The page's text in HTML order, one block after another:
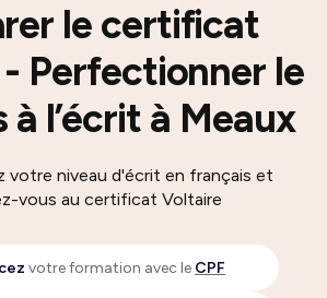
le certificat
Perfectionner le
l’écrit à Meaux
votre niveau d'écrit en français et
vous au certificat Voltaire
votre formation avec le CPF